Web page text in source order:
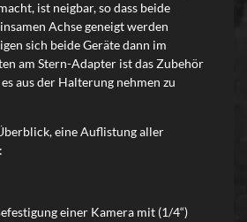
ist neigbar, so dass beide
Achse geneigt werden
sich beide Geräte dann im
am Stern-Adapter ist das Zubehör
aus der Halterung nehmen zu
eine Auflistung aller
einer Kamera mit (1/4“)